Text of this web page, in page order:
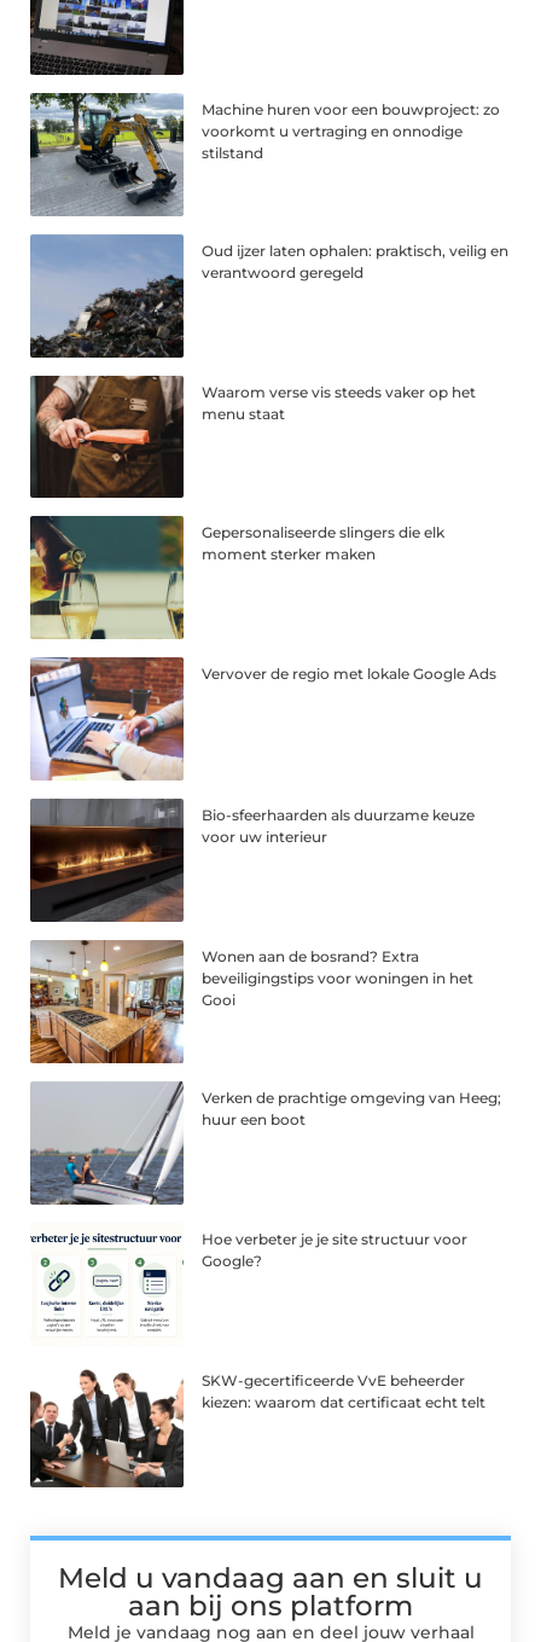
Machine huren voor een bouwproject: zo
voorkomt u vertraging en onnodige
stilstand
Oud ijzer laten ophalen: praktisch, veilig en
verantwoord geregeld
Waarom verse vis steeds vaker op het
menu staat
Gepersonaliseerde slingers die elk
moment sterker maken
Vervover de regio met lokale Google Ads
Bio-sfeerhaarden als duurzame keuze
voor uw interieur
Wonen aan de bosrand? Extra
beveiligingstips voor woningen in het
Gooi
Verken de prachtige omgeving van Heeg;
huur een boot
Hoe verbeter je je site structuur voor
Google?
SKW-gecertificeerde VvE beheerder
kiezen: waarom dat certificaat echt telt
Meld u vandaag aan en sluit u
aan bij ons platform
Meld je vandaag nog aan en deel jouw verhaal